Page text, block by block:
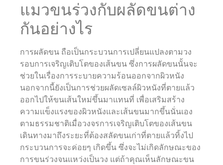
แมวขนร่วงกับผลัดขนต่าง
กันอย่างไร
การผลัดขน ถือเป็นกระบวนการเปลี่ยนแปลงตามวง
รอบการเจริญเติบโตของเส้นขน ซึ่งการผลัดขนนั้นจะ
ช่วยในเรื่องการระบายความร้อนออกจากผิวหนัง
นอกจากนี้ยังเป็นการช่วยผลัดเซลล์ผิวหนังที่ตายแล้ว
ออกไปให้ขนเส้นใหม่ขึ้นมาแทนที่ เพื่อเสริมสร้าง
ความแข็งแรงของผิวหนังและเส้นขนมากขึ้นนั่นเอง
ตามธรรมชาติเมื่อวงจรการเจริญเติบโตของเส้นขน
เดินทางมาถึงระยะที่ต้องสลัดขนเก่าที่ตายแล้วทิ้งไป
กระบวนการจะค่อยๆ เกิดขึ้น ซึ่งจะไม่เกิดลักษณะของ
การขนร่วงจนแหว่งเป็นวง แต่ถ้าคุณเห็นลักษณะขน